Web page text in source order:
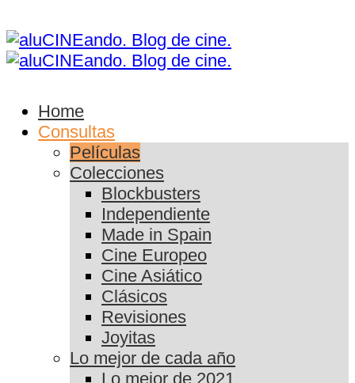
Home
Consultas
Películas
Colecciones
Blockbusters
Independiente
Made in Spain
Cine Europeo
Cine Asiático
Clásicos
Revisiones
Joyitas
Lo mejor de cada año
Lo mejor de 2021